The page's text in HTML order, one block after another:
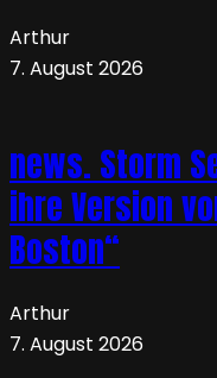
Arthur
7. August 2026
news. Storm
ihre Version
Boston“
Arthur
7. August 2026